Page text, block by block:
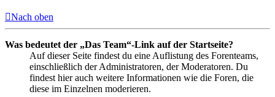
Nach oben
Was bedeutet der „Das Team“-Link auf der Startseite?
Auf dieser Seite findest du eine Auflistung des Forenteams,
einschließlich der Administratoren, der Moderatoren. Du
findest hier auch weitere Informationen wie die Foren, die
diese im Einzelnen moderieren.